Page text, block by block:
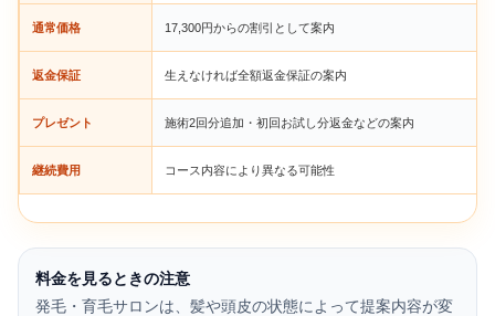
通常価格 17,300円からの割引として案内
返金保証 生えなければ全額返金保証の案内
プレゼント 施術2回分追加・初回お試し分返金などの案内
継続費用 コース内容により異なる可能性
料金を見るときの注意
発毛・育毛サロンは、髪や頭皮の状態によって提案内容が変